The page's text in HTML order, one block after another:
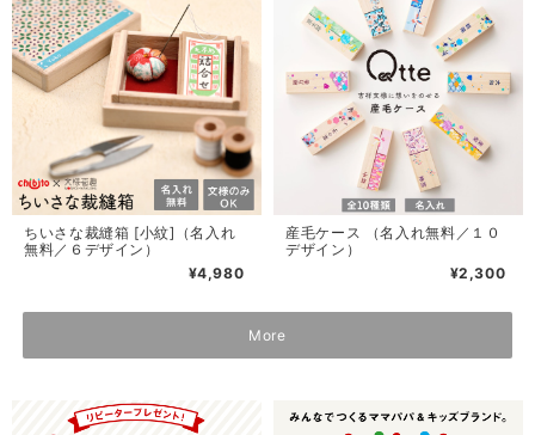
ちいさな裁縫箱 [小紋]（名入れ
無料／６デザイン）
¥4,980
産毛ケース （名入れ無料／１０
デザイン）
¥2,300
More